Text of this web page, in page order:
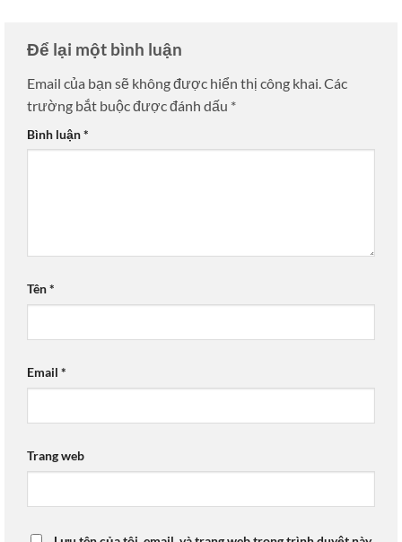
Để lại một bình luận
Email của bạn sẽ không được hiển thị công khai. Các
trường bắt buộc được đánh dấu *
Bình luận*
Tên*
Email *
Trang web